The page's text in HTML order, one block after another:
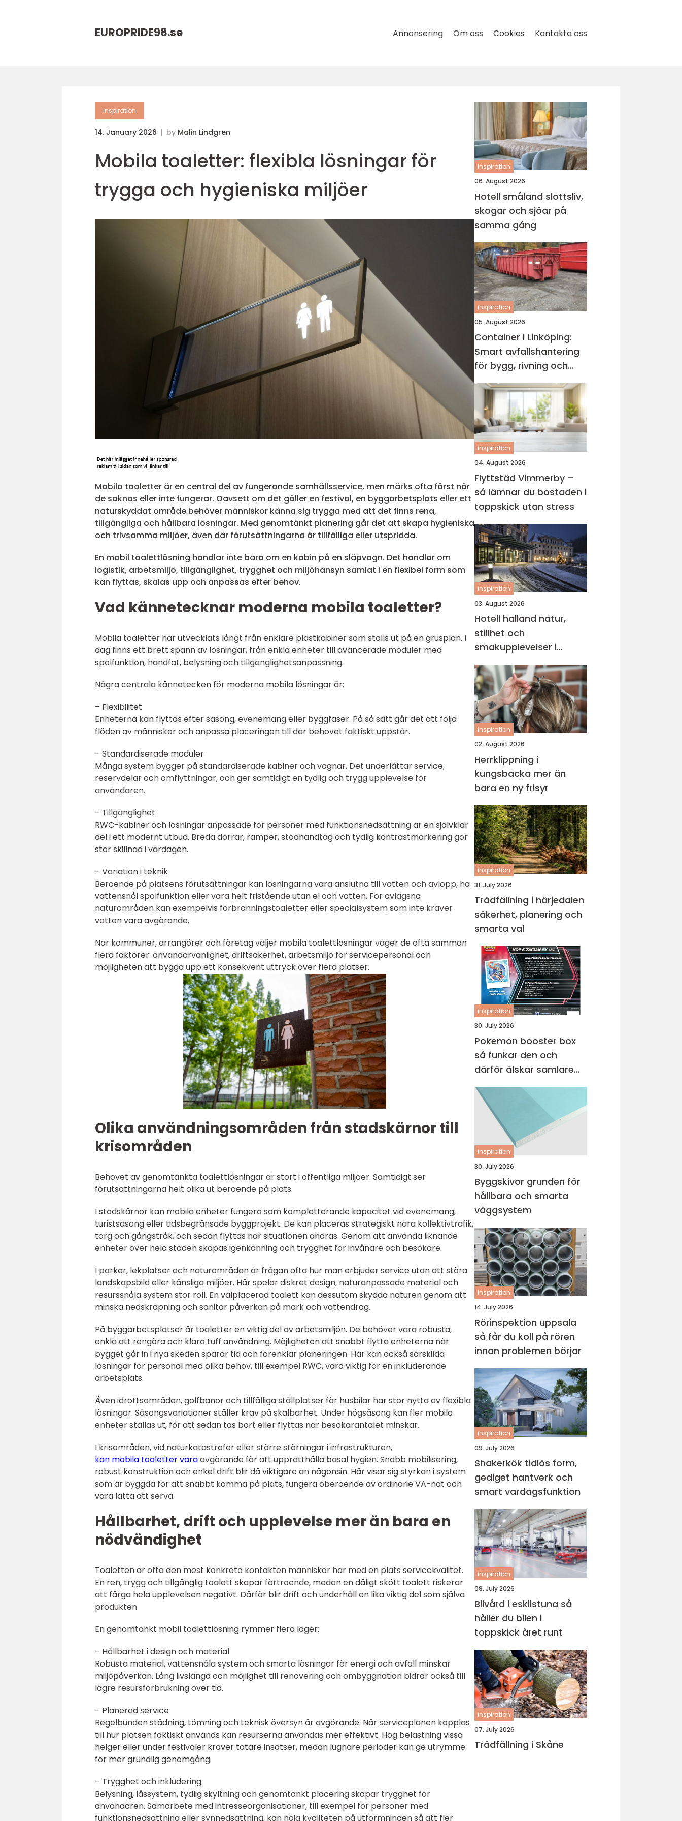
EUROPRIDE98.se Annonsering Om oss Cookies Kontakta oss
inspiration
14. January 2026 by Malin Lindgren
Mobila toaletter: flexibla lösningar för
trygga och hygieniska miljöer
Mobila toaletter är en central del av fungerande samhällsservice, men märks ofta först när
de saknas eller inte fungerar. Oavsett om det gäller en festival, en byggarbetsplats eller ett
naturskyddat område behöver människor känna sig trygga med att det finns rena,
tillgängliga och hållbara lösningar. Med genomtänkt planering går det att skapa hygieniska
och trivsamma miljöer, även där förutsättningarna är tillfälliga eller utspridda.
En mobil toalettlösning handlar inte bara om en kabin på en släpvagn. Det handlar om
logistik, arbetsmiljö, tillgänglighet, trygghet och miljöhänsyn samlat i en flexibel form som
kan flyttas, skalas upp och anpassas efter behov.
Vad kännetecknar moderna mobila toaletter?
Mobila toaletter har utvecklats långt från enklare plastkabiner som ställs ut på en grusplan. I
dag finns ett brett spann av lösningar, från enkla enheter till avancerade moduler med
spolfunktion, handfat, belysning och tillgänglighetsanpassning.
Några centrala kännetecken för moderna mobila lösningar är:
– Flexibilitet
Enheterna kan flyttas efter säsong, evenemang eller byggfaser. På så sätt går det att följa
flöden av människor och anpassa placeringen till där behovet faktiskt uppstår.
– Standardiserade moduler
Många system bygger på standardiserade kabiner och vagnar. Det underlättar service,
reservdelar och omflyttningar, och ger samtidigt en tydlig och trygg upplevelse för
användaren.
– Tillgänglighet
RWC-kabiner och lösningar anpassade för personer med funktionsnedsättning är en självklar
del i ett modernt utbud. Breda dörrar, ramper, stödhandtag och tydlig kontrastmarkering gör
stor skillnad i vardagen.
– Variation i teknik
Beroende på platsens förutsättningar kan lösningarna vara anslutna till vatten och avlopp, ha
vattensnål spolfunktion eller vara helt fristående utan el och vatten. För avlägsna
naturområden kan exempelvis förbränningstoaletter eller specialsystem som inte kräver
vatten vara avgörande.
När kommuner, arrangörer och företag väljer mobila toalettlösningar väger de ofta samman
flera faktorer: användarvänlighet, driftsäkerhet, arbetsmiljö för servicepersonal och
möjligheten att bygga upp ett konsekvent uttryck över flera platser.
Olika användningsområden från stadskärnor till
krisområden
Behovet av genomtänkta toalettlösningar är stort i offentliga miljöer. Samtidigt ser
förutsättningarna helt olika ut beroende på plats.
I stadskärnor kan mobila enheter fungera som kompletterande kapacitet vid evenemang,
turistsäsong eller tidsbegränsade byggprojekt. De kan placeras strategiskt nära kollektivtrafik,
torg och gångstråk, och sedan flyttas när situationen ändras. Genom att använda liknande
enheter över hela staden skapas igenkänning och trygghet för invånare och besökare.
I parker, lekplatser och naturområden är frågan ofta hur man erbjuder service utan att störa
landskapsbild eller känsliga miljöer. Här spelar diskret design, naturanpassade material och
resurssnåla system stor roll. En välplacerad toalett kan dessutom skydda naturen genom att
minska nedskräpning och sanitär påverkan på mark och vattendrag.
På byggarbetsplatser är toaletter en viktig del av arbetsmiljön. De behöver vara robusta,
enkla att rengöra och klara tuff användning. Möjligheten att snabbt flytta enheterna när
bygget går in i nya skeden sparar tid och förenklar planeringen. Här kan också särskilda
lösningar för personal med olika behov, till exempel RWC, vara viktig för en inkluderande
arbetsplats.
Även idrottsområden, golfbanor och tillfälliga ställplatser för husbilar har stor nytta av flexibla
lösningar. Säsongsvariationer ställer krav på skalbarhet. Under högsäsong kan fler mobila
enheter ställas ut, för att sedan tas bort eller flyttas när besökarantalet minskar.
I krisområden, vid naturkatastrofer eller större störningar i infrastrukturen,
kan mobila toaletter varaavgörande för att upprätthålla basal hygien. Snabb mobilisering,
robust konstruktion och enkel drift blir då viktigare än någonsin. Här visar sig styrkan i system
som är byggda för att snabbt komma på plats, fungera oberoende av ordinarie VA-nät och
vara lätta att serva.
Hållbarhet, drift och upplevelse mer än bara en
nödvändighet
Toaletten är ofta den mest konkreta kontakten människor har med en plats servicekvalitet.
En ren, trygg och tillgänglig toalett skapar förtroende, medan en dåligt skött toalett riskerar
att färga hela upplevelsen negativt. Därför blir drift och underhåll en lika viktig del som själva
produkten.
En genomtänkt mobil toalettlösning rymmer flera lager:
– Hållbarhet i design och material
Robusta material, vattensnåla system och smarta lösningar för energi och avfall minskar
miljöpåverkan. Lång livslängd och möjlighet till renovering och ombyggnation bidrar också till
lägre resursförbrukning över tid.
– Planerad service
Regelbunden städning, tömning och teknisk översyn är avgörande. När serviceplanen kopplas
till hur platsen faktiskt används kan resurserna användas mer effektivt. Hög belastning vissa
helger eller under festivaler kräver tätare insatser, medan lugnare perioder kan ge utrymme
för mer grundlig genomgång.
– Trygghet och inkludering
Belysning, låssystem, tydlig skyltning och genomtänkt placering skapar trygghet för
användaren. Samarbete med intresseorganisationer, till exempel för personer med
funktionsnedsättning eller synnedsättning, kan höja kvaliteten på utformningen så att fler
inspiration
06. August 2026
Hotell småland slottsliv,
skogar och sjöar på
samma gång
inspiration
05. August 2026
Container i Linköping:
Smart avfallshantering
för bygg, rivning och
röjning
inspiration
04. August 2026
Flyttstäd Vimmerby –
så lämnar du bostaden i
toppskick utan stress
inspiration
03. August 2026
Hotell halland natur,
stillhet och
smakupplevelser i
hjärtat av västkusten
inspiration
02. August 2026
Herrklippning i
kungsbacka mer än
bara en ny frisyr
inspiration
31. July 2026
Trädfällning i härjedalen
säkerhet, planering och
smarta val
inspiration
30. July 2026
Pokemon booster box
så funkar den och
därför älskar samlare
den
inspiration
30. July 2026
Byggskivor grunden för
hållbara och smarta
väggsystem
inspiration
14. July 2026
Rörinspektion uppsala
så får du koll på rören
innan problemen börjar
inspiration
09. July 2026
Shakerkök tidlös form,
gediget hantverk och
smart vardagsfunktion
inspiration
09. July 2026
Bilvård i eskilstuna så
håller du bilen i
toppskick året runt
inspiration
07. July 2026
Trädfällning i Skåne